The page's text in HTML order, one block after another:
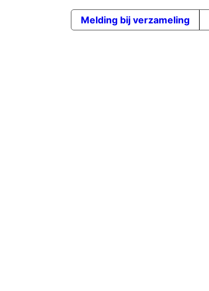
Melding bij verzameling